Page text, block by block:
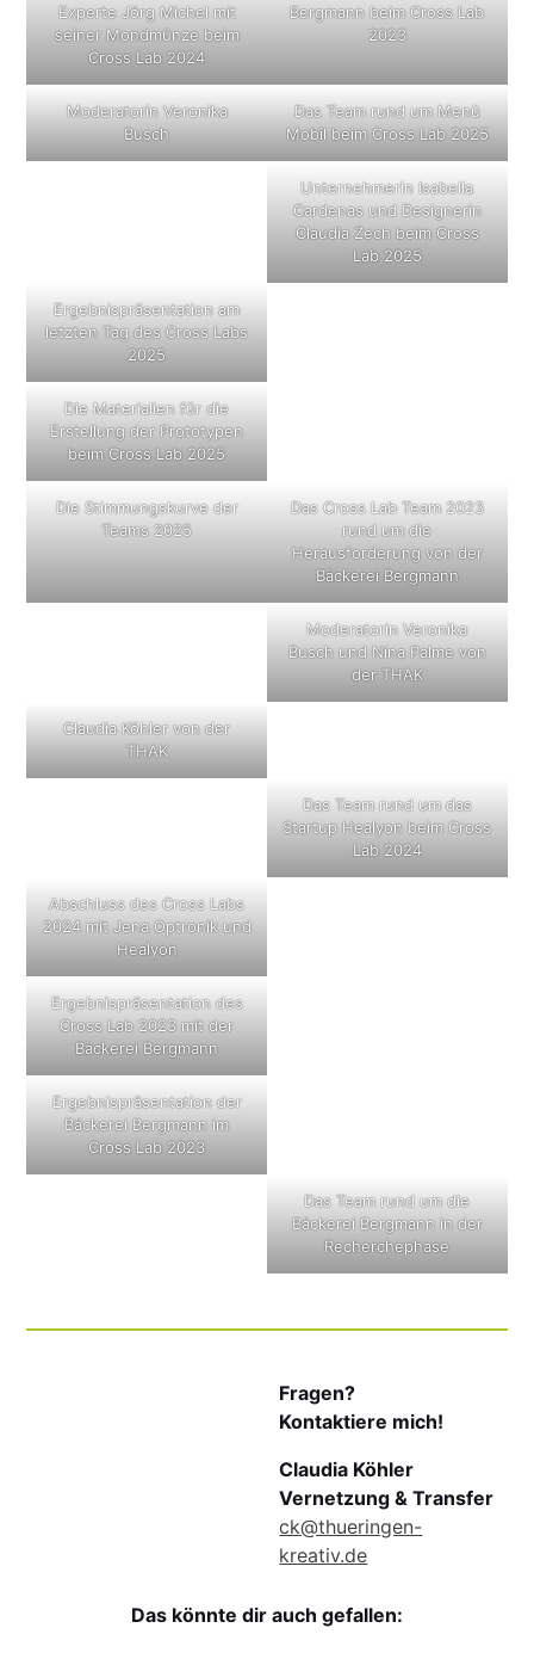
Experte Jörg Michel mit
seiner Mondmünze beim
Cross Lab 2024
Bergmann beim Cross Lab
2023
Moderatorin Veronika
Busch
Das Team rund um Menü
Mobil beim Cross Lab 2025
Unternehmerin Isabella
Cardenas und Designerin
Claudia Zech beim Cross
Lab 2025
Ergebnispräsentation am
letzten Tag des Cross Labs
2025
Die Materialien für die
Erstellung der Prototypen
beim Cross Lab 2025
Die Stimmungskurve der
Teams 2025
Das Cross Lab Team 2023
rund um die
Herausforderung von der
Bäckerei Bergmann
Moderatorin Veronika
Busch und Nina Palme von
der THAK
Claudia Köhler von der
THAK
Das Team rund um das
Startup Healyon beim Cross
Lab 2024
Abschluss des Cross Labs
2024 mit Jena Optronik und
Healyon
Ergebnispräsentation des
Cross Lab 2023 mit der
Bäckerei Bergmann
Ergebnispräsentation der
Bäckerei Bergmann im
Cross Lab 2023
Das Team rund um die
Bäckerei Bergmann in der
Recherchephase
Fragen?
Kontaktiere mich!
Claudia Köhler
Vernetzung & Transfer
ck@thueringen-
kreativ.de
Das könnte dir auch gefallen: